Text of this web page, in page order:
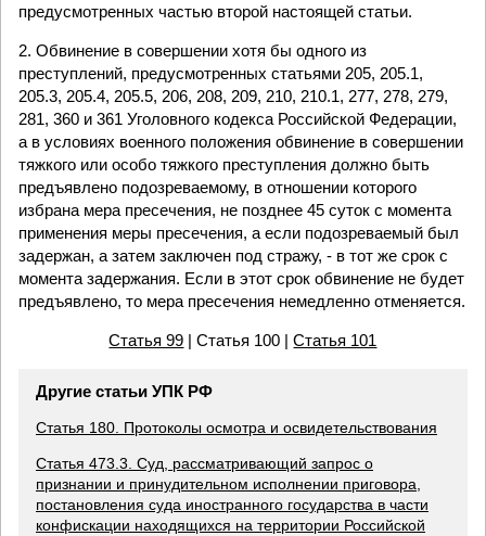
предусмотренных частью второй настоящей статьи.
2. Обвинение в совершении хотя бы одного из
преступлений, предусмотренных статьями 205, 205.1,
205.3, 205.4, 205.5, 206, 208, 209, 210, 210.1, 277, 278, 279,
281, 360 и 361 Уголовного кодекса Российской Федерации,
а в условиях военного положения обвинение в совершении
тяжкого или особо тяжкого преступления должно быть
предъявлено подозреваемому, в отношении которого
избрана мера пресечения, не позднее 45 суток с момента
применения меры пресечения, а если подозреваемый был
задержан, а затем заключен под стражу, - в тот же срок с
момента задержания. Если в этот срок обвинение не будет
предъявлено, то мера пресечения немедленно отменяется.
Статья 99 | Статья 100 |Статья 101
Другие статьи УПК РФ
Статья 180. Протоколы осмотра и освидетельствования
Статья 473.3. Суд, рассматривающий запрос о
признании и принудительном исполнении приговора,
постановления суда иностранного государства в части
конфискации находящихся на территории Российской